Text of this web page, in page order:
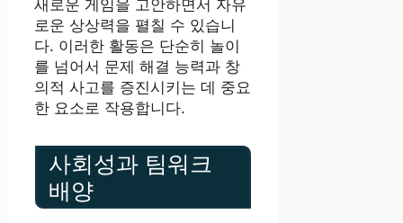
새로운 게임을 고안하면서 자유
로운 상상력을 펼칠 수 있습니
다. 이러한 활동은 단순히 놀이
를 넘어서 문제 해결 능력과 창
의적 사고를 증진시키는 데 중요
한 요소로 작용합니다.
사회성과 팀워크
배양